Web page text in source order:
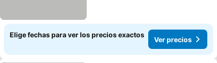
Elige fechas para ver los precios exactos
Ver precios